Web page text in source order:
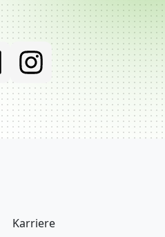
Social Media
Fußzeile
Karriere